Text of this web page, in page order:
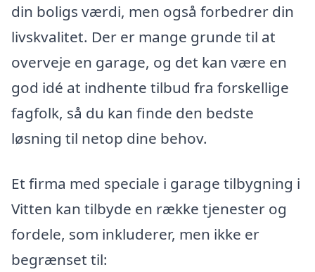
din boligs værdi, men også forbedrer din
livskvalitet. Der er mange grunde til at
overveje en garage, og det kan være en
god idé at indhente tilbud fra forskellige
fagfolk, så du kan finde den bedste
løsning til netop dine behov.
Et firma med speciale i garage tilbygning i
Vitten kan tilbyde en række tjenester og
fordele, som inkluderer, men ikke er
begrænset til: